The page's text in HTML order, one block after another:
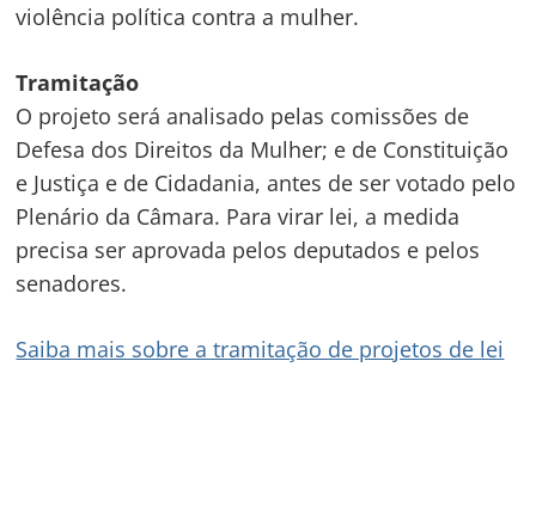
violência política contra a mulher.
Tramitação
O projeto será analisado pelas comissões de
Defesa dos Direitos da Mulher; e de Constituição
e Justiça e de Cidadania, antes de ser votado pelo
Plenário da Câmara. Para virar lei, a medida
precisa ser aprovada pelos deputados e pelos
senadores.
Saiba mais sobre a tramitação de projetos de lei